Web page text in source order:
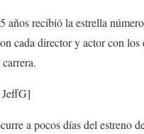
años recibió la estrella
cada director y actor con
a pocos días del estreno